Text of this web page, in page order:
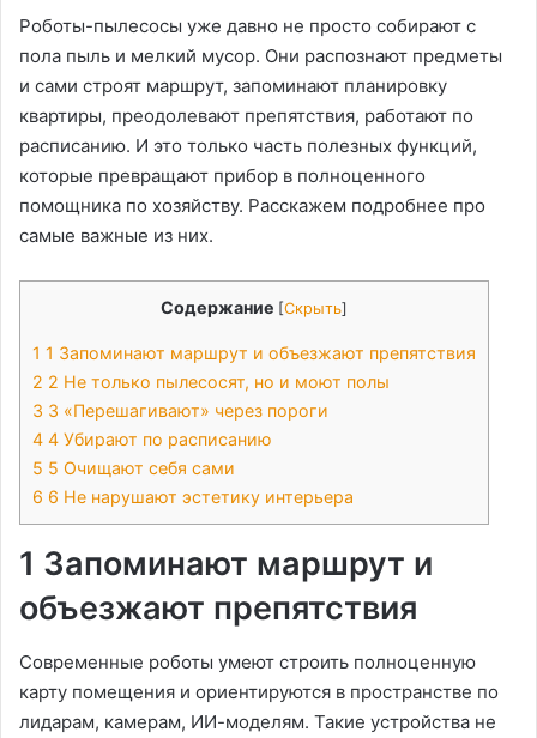
Роботы-пылесосы уже давно не просто собирают с
пола пыль и мелкий мусор. Они распознают предметы
и сами строят маршрут, запоминают планировку
квартиры, преодолевают препятствия, работают по
расписанию. И это только часть полезных функций,
которые превращают прибор в полноценного
помощника по хозяйству. Расскажем подробнее про
самые важные из них.
Содержание [Скрыть]
1 1 Запоминают маршрут и объезжают препятствия
2 2 Не только пылесосят, но и моют полы
3 3 «Перешагивают» через пороги
4 4 Убирают по расписанию
5 5 Очищают себя сами
6 6 Не нарушают эстетику интерьера
1 Запоминают маршрут и
объезжают препятствия
Современные роботы умеют строить полноценную
карту помещения и ориентируются в пространстве по
лидарам, камерам, ИИ-моделям. Такие устройства не